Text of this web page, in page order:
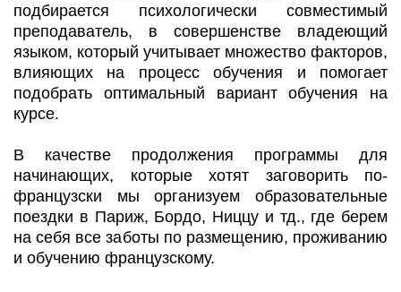
подбирается психологически совместимый
преподаватель, в совершенстве владеющий
языком, который учитывает множество факторов,
влияющих на процесс обучения и помогает
подобрать оптимальный вариант обучения на
курсе.
В качестве продолжения программы для
начинающих, которые хотят заговорить по-
французски мы организуем образовательные
поездки в Париж, Бордо, Ниццу и тд., где берем
на себя все заботы по размещению, проживанию
и обучению французскому.